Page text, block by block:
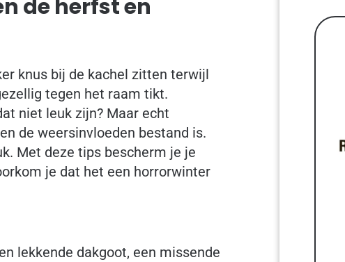
de herfst en
knus bij de kachel zitten terwijl
tegen het raam tikt.
niet leuk zijn? Maar echt
de weersinvloeden bestand is.
Met deze tips bescherm je je
je dat het een horrorwinter
lekkende dakgoot, een missende